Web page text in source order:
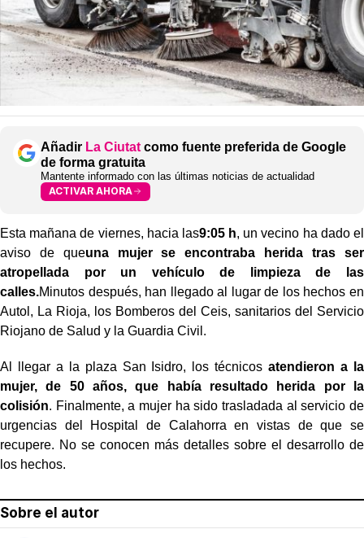
Añadir La Ciutat como fuente preferida de Google
de forma gratuita
Mantente informado con las últimas noticias de actualidad
ACTIVAR AHORA
Esta mañana de viernes, hacia las9:05 h, un vecino ha dado el
aviso de queuna mujer se encontraba herida tras ser
atropellada por un vehículo de limpieza de las
calles.Minutos después, han llegado al lugar de los hechos en
Autol, La Rioja, los Bomberos del Ceis, sanitarios del Servicio
Riojano de Salud y la Guardia Civil.
Al llegar a la plaza San Isidro, los técnicosatendieron a la
mujer, de 50 años, que había resultado herida por la
colisión. Finalmente, a mujer ha sido trasladada al servicio de
urgencias del Hospital de Calahorra en vistas de que se
recupere. No se conocen más detalles sobre el desarrollo de
los hechos.
Sobre el autor